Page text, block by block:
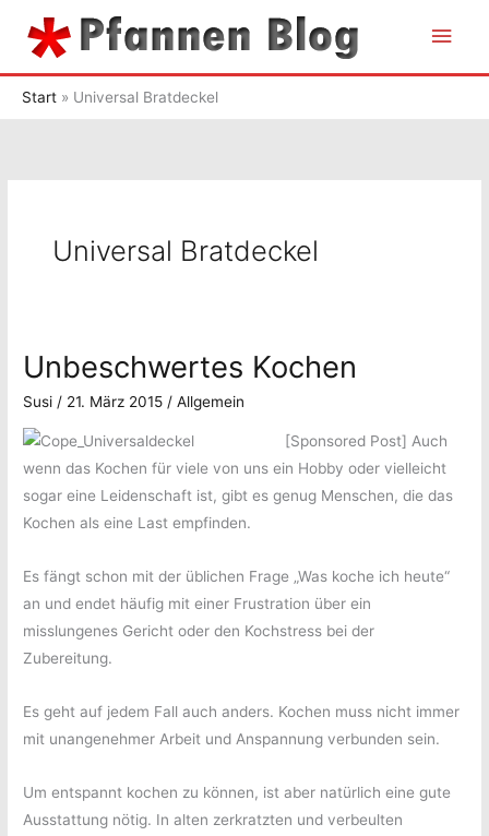
Inhalt
Start Universal Bratdeckel
Universal Bratdeckel
Unbeschwertes Kochen
Susi / 21. März 2015 /Allgemein
[Sponsored Post] Auch
wenn das Kochen für viele von uns ein Hobby oder vielleicht
sogar eine Leidenschaft ist, gibt es genug Menschen, die das
Kochen als eine Last empfinden.
Es fängt schon mit der üblichen Frage „Was koche ich heute“
an und endet häufig mit einer Frustration über ein
misslungenes Gericht oder den Kochstress bei der
Zubereitung.
Es geht auf jedem Fall auch anders. Kochen muss nicht immer
mit unangenehmer Arbeit und Anspannung verbunden sein.
Um entspannt kochen zu können, ist aber natürlich eine gute
Ausstattung nötig. In alten zerkratzten und verbeulten